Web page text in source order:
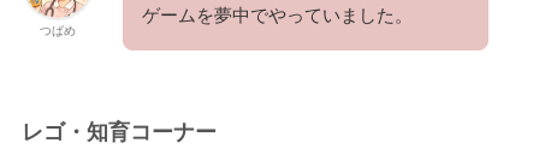
つばめ
ゲームを夢中でやっていました。
レゴ・知育コーナー